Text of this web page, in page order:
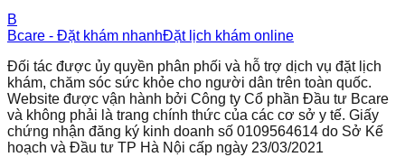
B
Bcare - Đặt khám nhanhĐặt lịch khám online
Đối tác được ủy quyền phân phối và hỗ trợ dịch vụ đặt lịch
khám, chăm sóc sức khỏe cho người dân trên toàn quốc.
Website được vận hành bởi Công ty Cổ phần Đầu tư Bcare
và không phải là trang chính thức của các cơ sở y tế. Giấy
chứng nhận đăng ký kinh doanh số 0109564614 do Sở Kế
hoạch và Đầu tư TP Hà Nội cấp ngày 23/03/2021